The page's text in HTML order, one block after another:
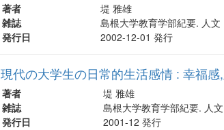
著者
堤 雅雄
雑誌
島根大学教育学部紀要. 人
発行日
2002-12-01 発行
現代の大学生の日常的生活感情 : 幸福
著者
堤 雅雄
雑誌
島根大学教育学部紀要. 人
発行日
2001-12 発行